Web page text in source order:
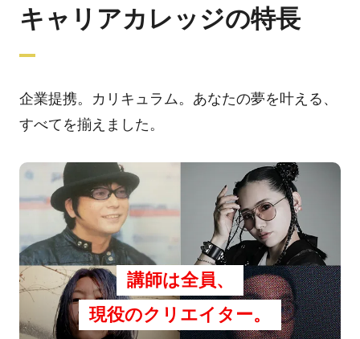
キャリアカレッジの特長
企業提携。カリキュラム。あなたの夢を叶える、
すべてを揃えました。
講師は全員、
現役のクリエイター。